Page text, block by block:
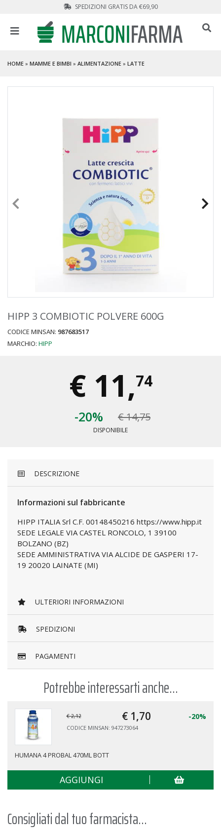
SPEDIZIONI GRATIS DA €69,90
HOME » MAMME E BIMBI » ALIMENTAZIONE » LATTE
HIPP 3 COMBIOTIC POLVERE 600G
CODICE MINSAN: 987683517
MARCHIO: HIPP
€ 11,74
-20% € 14,75
DISPONIBILE
DESCRIZIONE
Informazioni sul fabbricante
HIPP ITALIA Srl C.F. 00148450216 https://www.hipp.it
SEDE LEGALE VIA CASTEL RONCOLO, 1 39100
BOLZANO (BZ)
SEDE AMMINISTRATIVA VIA ALCIDE DE GASPERI 17-
19 20020 LAINATE (MI)
ULTERIORI INFORMAZIONI
SPEDIZIONI
PAGAMENTI
Potrebbe interessarti anche...
€ 2,12 € 1,70 -20%
CODICE MINSAN: 947273064
HUMANA 4 PROBAL 470ML BOTT
AGGIUNGI
Consigliati dal tuo farmacista...